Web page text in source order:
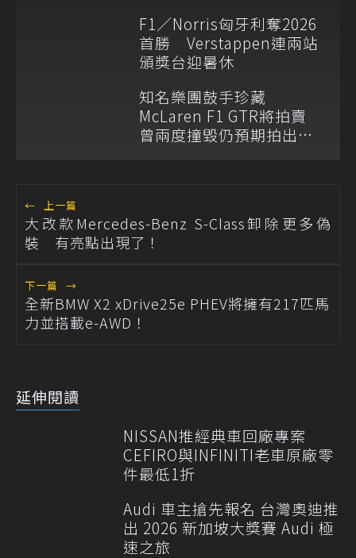
F1／Norris匈牙利奪2026
首勝 Verstappen連兩站
頒獎台迎暑休
知名樂團鼓手珍藏
McLaren F1 GTR將拍賣
曾兩度撞毀仍預期拍出天
← 上一篇
大改款Mercedes-Benz S-Class卸除更多偽
裝 有亮點出現了！
下一篇 →
全新BMW X2 xDrive25e PHEV將擁有217匹馬
力並搭載e-AWD！
延伸閱讀
NISSAN推經典車回廠專案
CEFIRO與INFINITI老車原廠零
件最低1折
Audi 車主搶先報名 台灣奧迪推
出 2026 新加坡大獎賽 Audi 極
速之旅